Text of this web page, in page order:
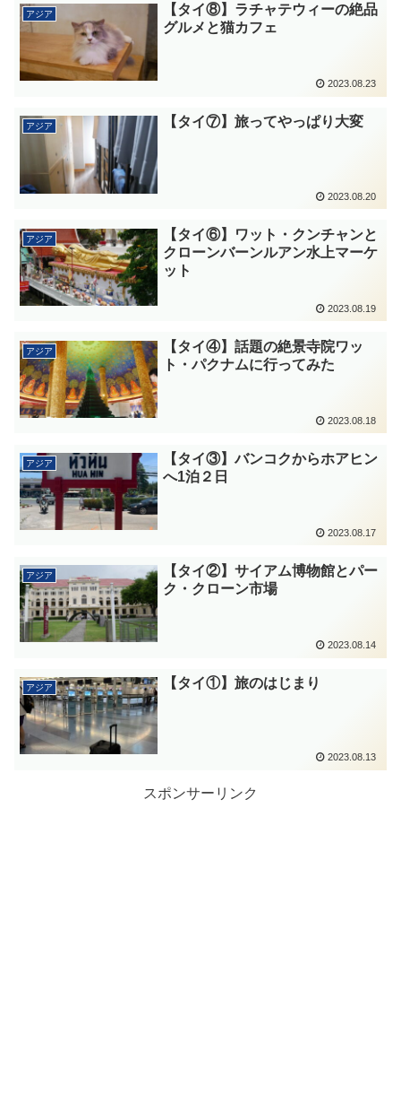
アジア
【タイ⑧】ラチャテウィーの絶品
グルメと猫カフェ
2023.08.23
アジア 【タイ⑦】旅ってやっぱり大変
2023.08.20
アジア
【タイ⑥】ワット・クンチャンと
クローンバーンルアン水上マーケ
ット
2023.08.19
アジア
【タイ④】話題の絶景寺院ワッ
ト・パクナムに行ってみた
2023.08.18
アジア
【タイ③】バンコクからホアヒン
へ1泊２日
2023.08.17
アジア
【タイ②】サイアム博物館とパー
ク・クローン市場
2023.08.14
アジア 【タイ①】旅のはじまり
2023.08.13
スポンサーリンク